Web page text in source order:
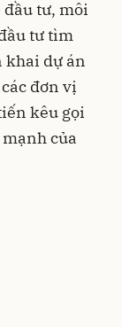
tư, môi
tư tìm
khai dự án
đơn vị
kêu gọi
của